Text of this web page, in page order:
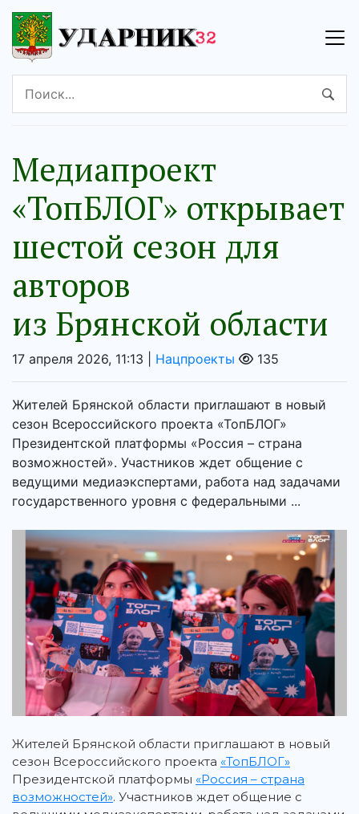
Медиапроект
«ТопБЛОГ» открывает
шестой сезон для
авторов
из Брянской области
17 апреля 2026, 11:13 | Нацпроекты 135
Жителей Брянской области приглашают в новый
сезон Всероссийского проекта «ТопБЛОГ»
Президентской платформы «Россия – страна
возможностей». Участников ждет общение с
ведущими медиаэкспертами, работа над задачами
государственного уровня с федеральными ...
Жителей Брянской области приглашают в новый
сезон Всероссийского проекта «ТопБЛОГ»
Президентской платформы «Россия – страна
возможностей». Участников ждет общение с